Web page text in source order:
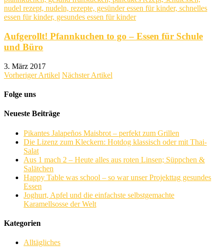
Aufgerollt! Pfannkuchen to go – Essen für Schule
und Büro
3. März 2017
Vorheriger Artikel Nächster Artikel
Folge uns
Neueste Beiträge
Pikantes Jalapeños Maisbrot – perfekt zum Grillen
Die Lizenz zum Kleckern: Hotdog klassisch oder mit Thai-
Salat
Aus 1 mach 2 – Heute alles aus roten Linsen; Süppchen &
Salätchen
Happy Table was school – so war unser Projekttag gesundes
Essen
Joghurt, Apfel und die einfachste selbstgemachte
Karamellsosse der Welt
Kategorien
Alltägliches